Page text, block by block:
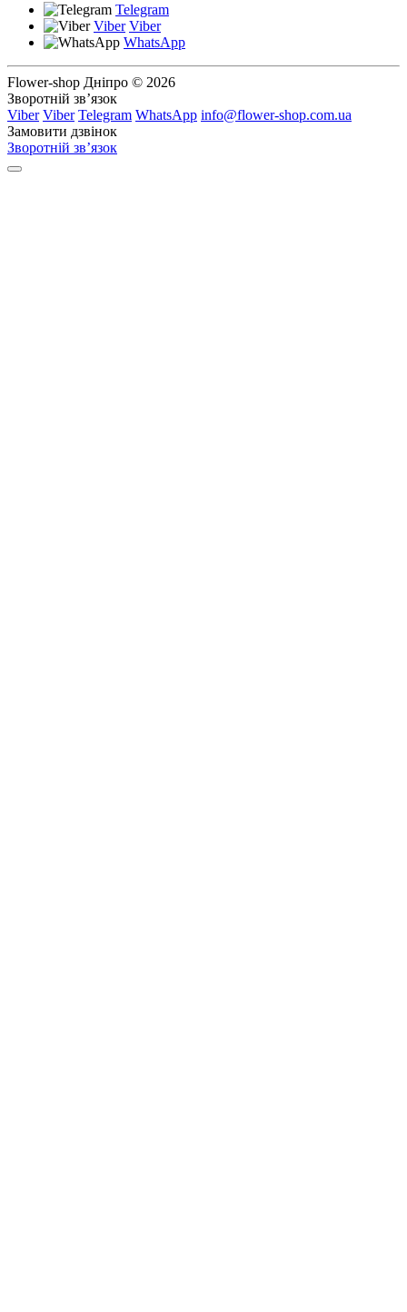
Telegram
Viber Viber
WhatsApp
Flower-shop Дніпро © 2026
Зворотній зв’язок
Viber Viber Telegram WhatsApp info@flower-shop.com.ua
Замовити дзвінок
Зворотній зв’язок